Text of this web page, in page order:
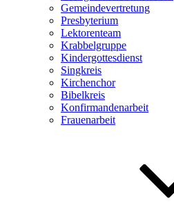
Gemeindevertretung
Presbyterium
Lektorenteam
Krabbelgruppe
Kindergottesdienst
Singkreis
Kirchenchor
Bibelkreis
Konfirmandenarbeit
Frauenarbeit